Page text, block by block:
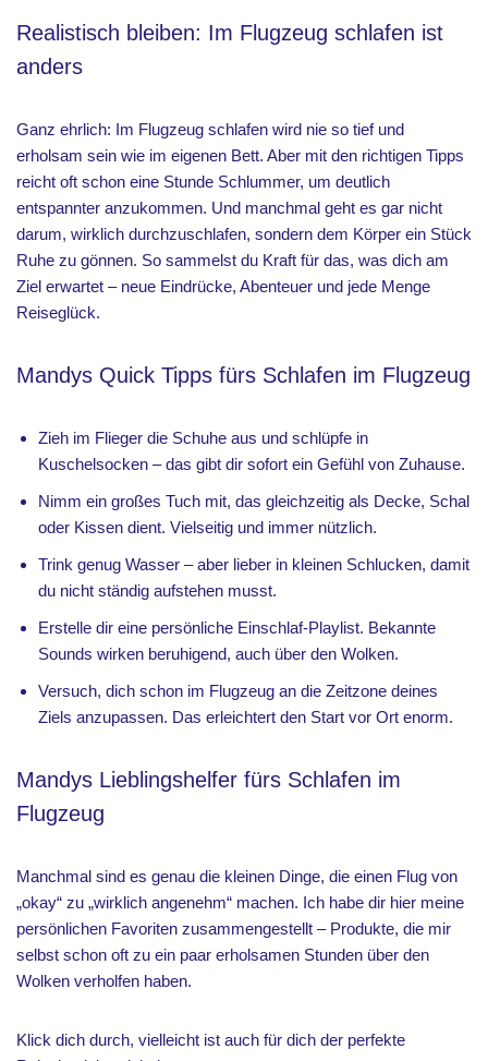
Realistisch bleiben: Im Flugzeug schlafen ist
anders
Ganz ehrlich: Im Flugzeug schlafen wird nie so tief und
erholsam sein wie im eigenen Bett. Aber mit den richtigen Tipps
reicht oft schon eine Stunde Schlummer, um deutlich
entspannter anzukommen. Und manchmal geht es gar nicht
darum, wirklich durchzuschlafen, sondern dem Körper ein Stück
Ruhe zu gönnen. So sammelst du Kraft für das, was dich am
Ziel erwartet – neue Eindrücke, Abenteuer und jede Menge
Reiseglück.
Mandys Quick Tipps fürs Schlafen im Flugzeug
Zieh im Flieger die Schuhe aus und schlüpfe in
Kuschelsocken – das gibt dir sofort ein Gefühl von Zuhause.
Nimm ein großes Tuch mit, das gleichzeitig als Decke, Schal
oder Kissen dient. Vielseitig und immer nützlich.
Trink genug Wasser – aber lieber in kleinen Schlucken, damit
du nicht ständig aufstehen musst.
Erstelle dir eine persönliche Einschlaf-Playlist. Bekannte
Sounds wirken beruhigend, auch über den Wolken.
Versuch, dich schon im Flugzeug an die Zeitzone deines
Ziels anzupassen. Das erleichtert den Start vor Ort enorm.
Mandys Lieblingshelfer fürs Schlafen im
Flugzeug
Manchmal sind es genau die kleinen Dinge, die einen Flug von
„okay“ zu „wirklich angenehm“ machen. Ich habe dir hier meine
persönlichen Favoriten zusammengestellt – Produkte, die mir
selbst schon oft zu ein paar erholsamen Stunden über den
Wolken verholfen haben.
Klick dich durch, vielleicht ist auch für dich der perfekte